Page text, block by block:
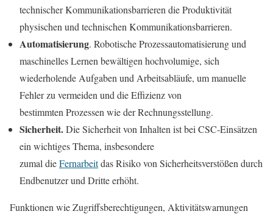
technischer Kommunikationsbarrieren die Produktivität
physischen und technischen Kommunikationsbarrieren.
Automatisierung. Robotische Prozessautomatisierung und
maschinelles Lernen bewältigen hochvolumige, sich
wiederholende Aufgaben und Arbeitsabläufe, um manuelle
Fehler zu vermeiden und die Effizienz von
bestimmten Prozessen wie der Rechnungsstellung.
Sicherheit.Die Sicherheit von Inhalten ist bei CSC-Einsätzen
ein wichtiges Thema, insbesondere
zumal dieFernarbeitdas Risiko von Sicherheitsverstößen durch
Endbenutzer und Dritte erhöht.
Funktionen wie Zugriffsberechtigungen, Aktivitätswarnungen